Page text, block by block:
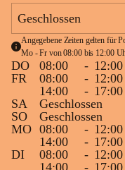
Geschlossen
Angegebene Zeiten gelten für
Mo - Fr von 08:00 bis 12:00
DO 08:00 - 12:00
FR
08:00 - 12:00
14:00
- 17:00
SA
Geschlossen
SO
Geschlossen
MO 08:00 - 12:00
14:00
- 17:00
DI
08:00 - 12:00
14:00
- 17:00